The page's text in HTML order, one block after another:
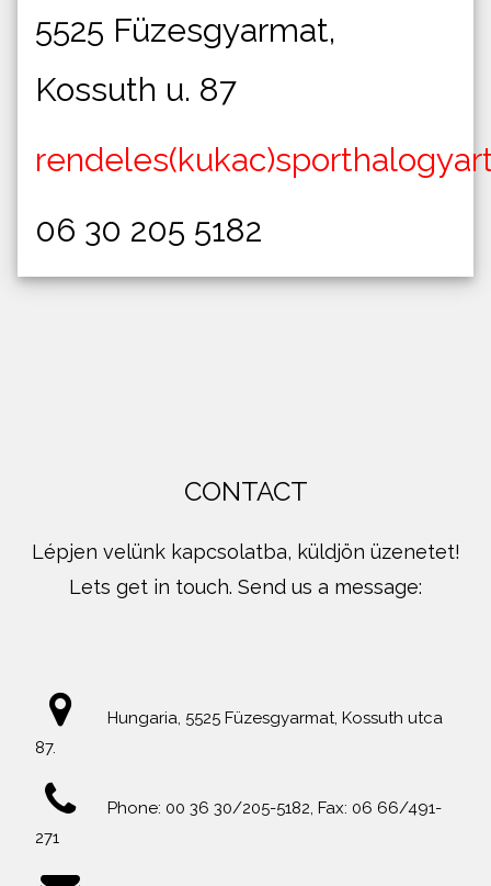
5525 Füzesgyarmat,
Kossuth u. 87
06 30 205 5182
CONTACT
Lépjen velünk kapcsolatba, küldjön üzenetet!
Lets get in touch. Send us a message:
Hungaria, 5525 Füzesgyarmat, Kossuth utca
87.
Phone: 00 36 30/205-5182, Fax: 06 66/491-
271